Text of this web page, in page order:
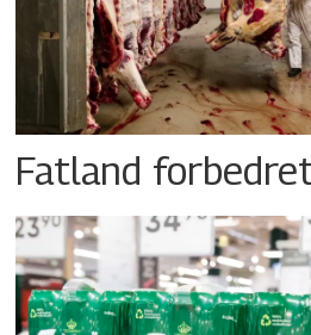
Fatland